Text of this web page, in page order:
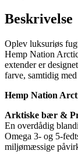
Beskrivelse
Oplev luksuriøs
Hemp Nation
extender er
farve, samtidig
Hemp Nation
Arktiske bær &
En overdådig
Omega 3- og 5-
miljømæssige